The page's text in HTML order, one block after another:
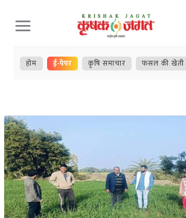
Skip
to
content
होम ई-पेपर कृषि समाचार फसल की खेती